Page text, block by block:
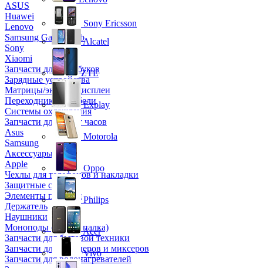
ASUS
Huawei
Lenovo
Samsung Galaxy Tab
Sony
Xiaomi
Запчасти для ноутбуков
Зарядные устройства
Матрицы/экраны/дисплеи
Переходники и кабели
Системы охлаждения
Запчасти для смарт часов
Asus
Samsung
Аксессуары
Apple
Чехлы для телефонов и накладки
Защитные стекла
Элементы питания
Держатель
Наушники
Моноподы (Селфи палка)
Запчасти для бытовой техники
Запчасти для блендеров и миксеров
Запчасти для водонагревателей
Sony Ericsson
Alcatel
ZTE
Explay
Motorola
Oppo
Philips
Acer
Vivo